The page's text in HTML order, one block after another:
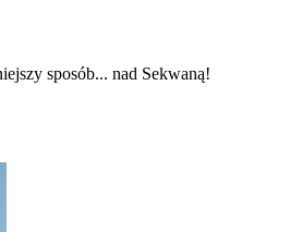
sposób... nad Sekwaną!